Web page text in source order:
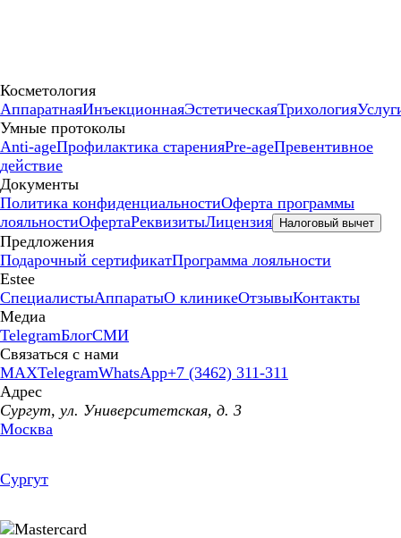
Косметология
АппаратнаяИнъекционнаяЭстетическаяТрихология
Умные протоколы
Anti-ageПрофилактика старенияPre-ageПревентивное
действие
Документы
Политика конфиденциальностиОферта программы
лояльностиОфертаРеквизитыЛицензия Налоговый вычет
Предложения
Подарочный сертификатПрограмма лояльности
Estee
СпециалистыАппаратыО клиникеОтзывыКонтакты
Медиа
TelegramБлогСМИ
Связаться с нами
MAXTelegramWhatsApp+7 (3462) 311-311
Адрес
Сургут, ул. Университетская, д. 3
Москва
Сургут